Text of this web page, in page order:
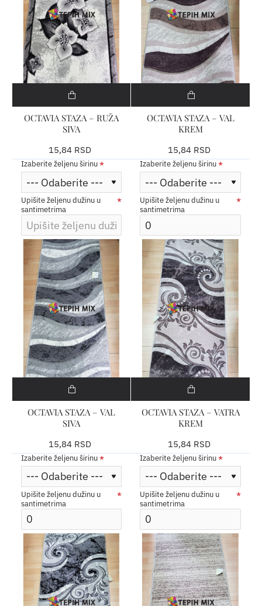
OCTAVIA STAZA – RUŽA
SIVA
15,84 RSD
Izaberite željenu širinu
Upišite željenu dužinu u
santimetrima
OCTAVIA STAZA – VAL
KREM
15,84 RSD
Izaberite željenu širinu
Upišite željenu dužinu u
santimetrima
OCTAVIA STAZA – VAL
SIVA
15,84 RSD
Izaberite željenu širinu
Upišite željenu dužinu u
santimetrima
OCTAVIA STAZA – VATRA
KREM
15,84 RSD
Izaberite željenu širinu
Upišite željenu dužinu u
santimetrima